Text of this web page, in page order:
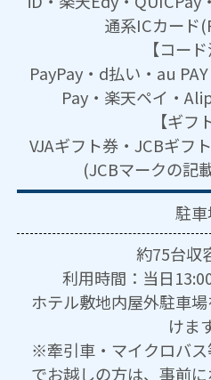
通系ICカード
【コード
PayPay・d払い・au
Pay・楽天ペイ・
【ギフ
VJAギフト券・JCBギフ
(JCBマークの記
駐
約75台収
利用時間：当日
ホテル敷地内屋外駐車
けま
※牽引車・マイクロバ
でお越しの方は、事前